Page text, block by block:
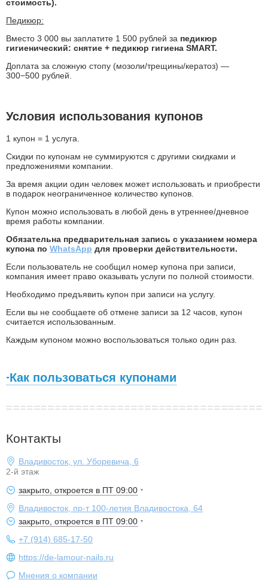
стоимость).
Педикюр:
Вместо 3 000 вы заплатите 1 500 рублей за педикюр
гигиенический: снятие + педикюр гигиена SMART.
Доплата за сложную стопу (мозоли/трещины/кератоз) —
300−500 рублей.
Условия использования купонов
1 купон = 1 услуга.
Скидки по купонам не суммируются с другими скидками и
предложениями компании.
За время акции один человек может использовать и приобрести
в подарок неограниченное количество купонов.
Купон можно использовать в любой день в утреннее/дневное
время работы компании.
Обязательна предварительная запись с указанием номера
купона по WhatsApp для проверки действительности.
Если пользователь не сообщил номер купона при записи,
компания имеет право оказывать услуги по полной стоимости.
Необходимо предъявить купон при записи на услугу.
Если вы не сообщаете об отмене записи за 12 часов, купон
считается использованным.
Каждым купоном можно воспользоваться только один раз.
Как пользоваться купонами
Контакты
Владивосток, ул. Уборевича, 6
2-й этаж
закрыто, откроется в ПТ 09:00
Владивосток, пр-т 100-летия Владивостока, 64
закрыто, откроется в ПТ 09:00
+7 (914) 685-17-50
https://de-lamour-nails.ru
Мнения о компании